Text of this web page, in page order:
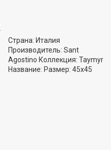
Страна: Италия
Производитель: Sant
Agostino Коллекция: Taymyr
Название: Размер: 45x45